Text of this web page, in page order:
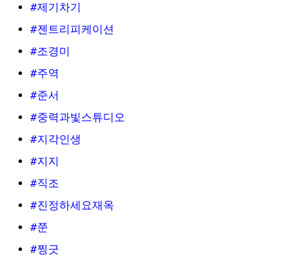
#제기차기
#젠트리피케이션
#조경미
#주역
#준서
#중력과빛스튜디오
#지각인생
#지지
#직조
#진정하세요재옥
#쭌
#찡긋